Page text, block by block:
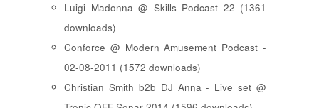
Luigi Madonna @ Skills Podcast 22 (1361
downloads)
Conforce @ Modern Amusement Podcast -
02-08-2011 (1572 downloads)
Christian Smith b2b DJ Anna - Live set @